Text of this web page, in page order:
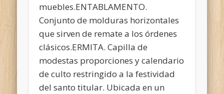
muebles.ENTABLAMENTO.
Conjunto de molduras horizontales
que sirven de remate a los órdenes
clásicos.ERMITA. Capilla de
modestas proporciones y calendario
de culto restringido a la festividad
del santo titular. Ubicada en un